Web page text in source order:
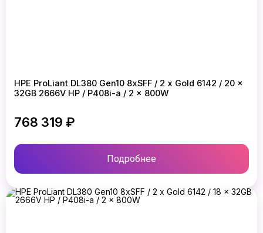
HPE ProLiant DL380 Gen10 8xSFF / 2 x Gold 6142 / 20 x
32GB 2666V HP / P408i-a / 2 x 800W
768 319 ₽
Подробнее